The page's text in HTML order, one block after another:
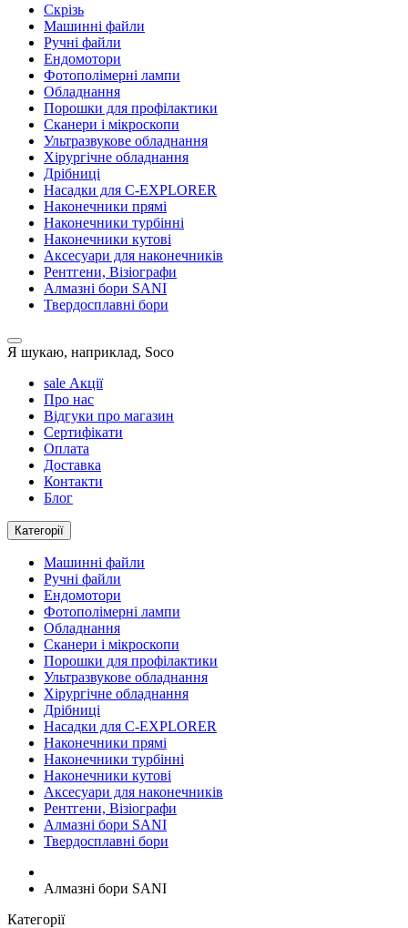
Скрізь
Машинні файли
Ручні файли
Ендомотори
Фотополімерні лампи
Обладнання
Порошки для профілактики
Сканери і мікроскопи
Ультразвукове обладнання
Хірургічне обладнання
Дрібниці
Насадки для C-EXPLORER
Наконечники прямі
Наконечники турбінні
Наконечники кутові
Аксесуари для наконечників
Рентгени, Візіографи
Алмазні бори SANI
Твердосплавні бори
Я шукаю, наприклад, Soco
sale Акції
Про нас
Відгуки про магазин
Сертифікати
Оплата
Доставка
Контакти
Блог
Категорії
Машинні файли
Ручні файли
Ендомотори
Фотополімерні лампи
Обладнання
Сканери і мікроскопи
Порошки для профілактики
Ультразвукове обладнання
Хірургічне обладнання
Дрібниці
Насадки для C-EXPLORER
Наконечники прямі
Наконечники турбінні
Наконечники кутові
Аксесуари для наконечників
Рентгени, Візіографи
Алмазні бори SANI
Твердосплавні бори
Алмазні бори SANI
Категорії